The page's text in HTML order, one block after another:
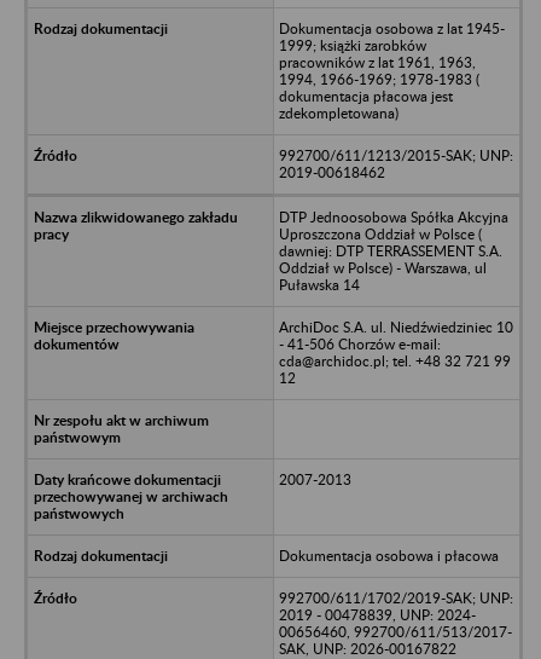
Dokumentacja osobowa z lat 1945-
1999; książki zarobków
pracowników z lat 1961, 1963,
1994, 1966-1969; 1978-1983 (
dokumentacja płacowa jest
zdekompletowana)
992700/611/1213/2015-SAK; UNP:
2019-00618462
DTP Jednoosobowa Spółka Akcyjna
Uproszczona Oddział w Polsce (
dawniej: DTP TERRASSEMENT S.A.
Oddział w Polsce) - Warszawa, ul
Puławska 14
ArchiDoc S.A. ul. Niedźwiedziniec 10
- 41-506 Chorzów e-mail:
cda@archidoc.pl; tel. +48 32 721 99
12
2007-2013
Dokumentacja osobowa i płacowa
992700/611/1702/2019-SAK; UNP:
2019 - 00478839, UNP: 2024-
00656460, 992700/611/513/2017-
SAK, UNP: 2026-00167822